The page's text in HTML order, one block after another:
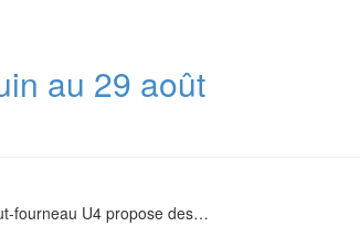
au 29 août
fourneau U4 propose des…